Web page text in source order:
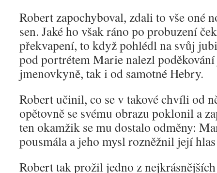
Robert zapochyboval, zdali to vše oné
sen. Jaké ho však ráno po probuzení
překvapení, to když pohlédl na svůj
pod portrétem Marie nalezl
jmenovkyně, tak i od samotné Hebry.
Robert učinil, co se v takové chvíli od
opětovně se svému obrazu poklonil a
ten okamžik se mu dostalo odměny:
pousmála a jeho mysl rozněžnil její
Robert tak prožil jedno z